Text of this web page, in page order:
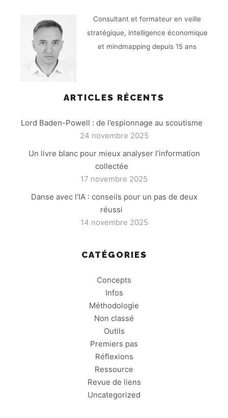
Consultant et formateur en veille
stratégique, intelligence économique
et mindmapping depuis 15 ans
ARTICLES RÉCENTS
Lord Baden-Powell : de l’espionnage au scoutisme
24 novembre 2025
Un livre blanc pour mieux analyser l’information
collectée
17 novembre 2025
Danse avec l’IA : conseils pour un pas de deux
réussi
14 novembre 2025
CATÉGORIES
Concepts
Infos
Méthodologie
Non classé
Outils
Premiers pas
Réflexions
Ressource
Revue de liens
Uncategorized